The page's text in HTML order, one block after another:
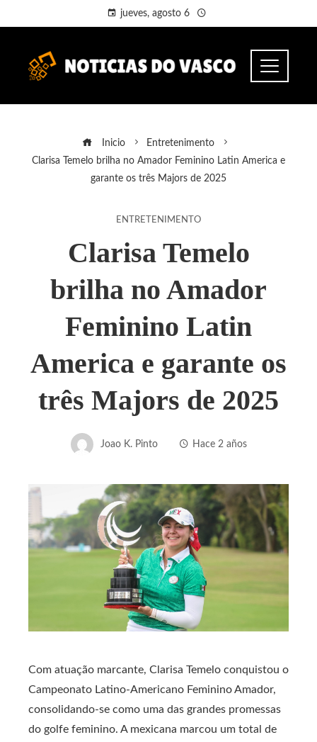
jueves, agosto 6
Inicio
Entretenimento
Clarisa Temelo brilha no Amador Feminino Latin America e
garante os três Majors de 2025
ENTRETENIMENTO
Clarisa Temelo
brilha no Amador
Feminino Latin
America e garante os
três Majors de 2025
Joao K. Pinto Hace 2 años
Com atuação marcante, Clarisa Temelo conquistou o
Campeonato Latino-Americano Feminino Amador,
consolidando-se como uma das grandes promessas
do golfe feminino. A mexicana marcou um total de